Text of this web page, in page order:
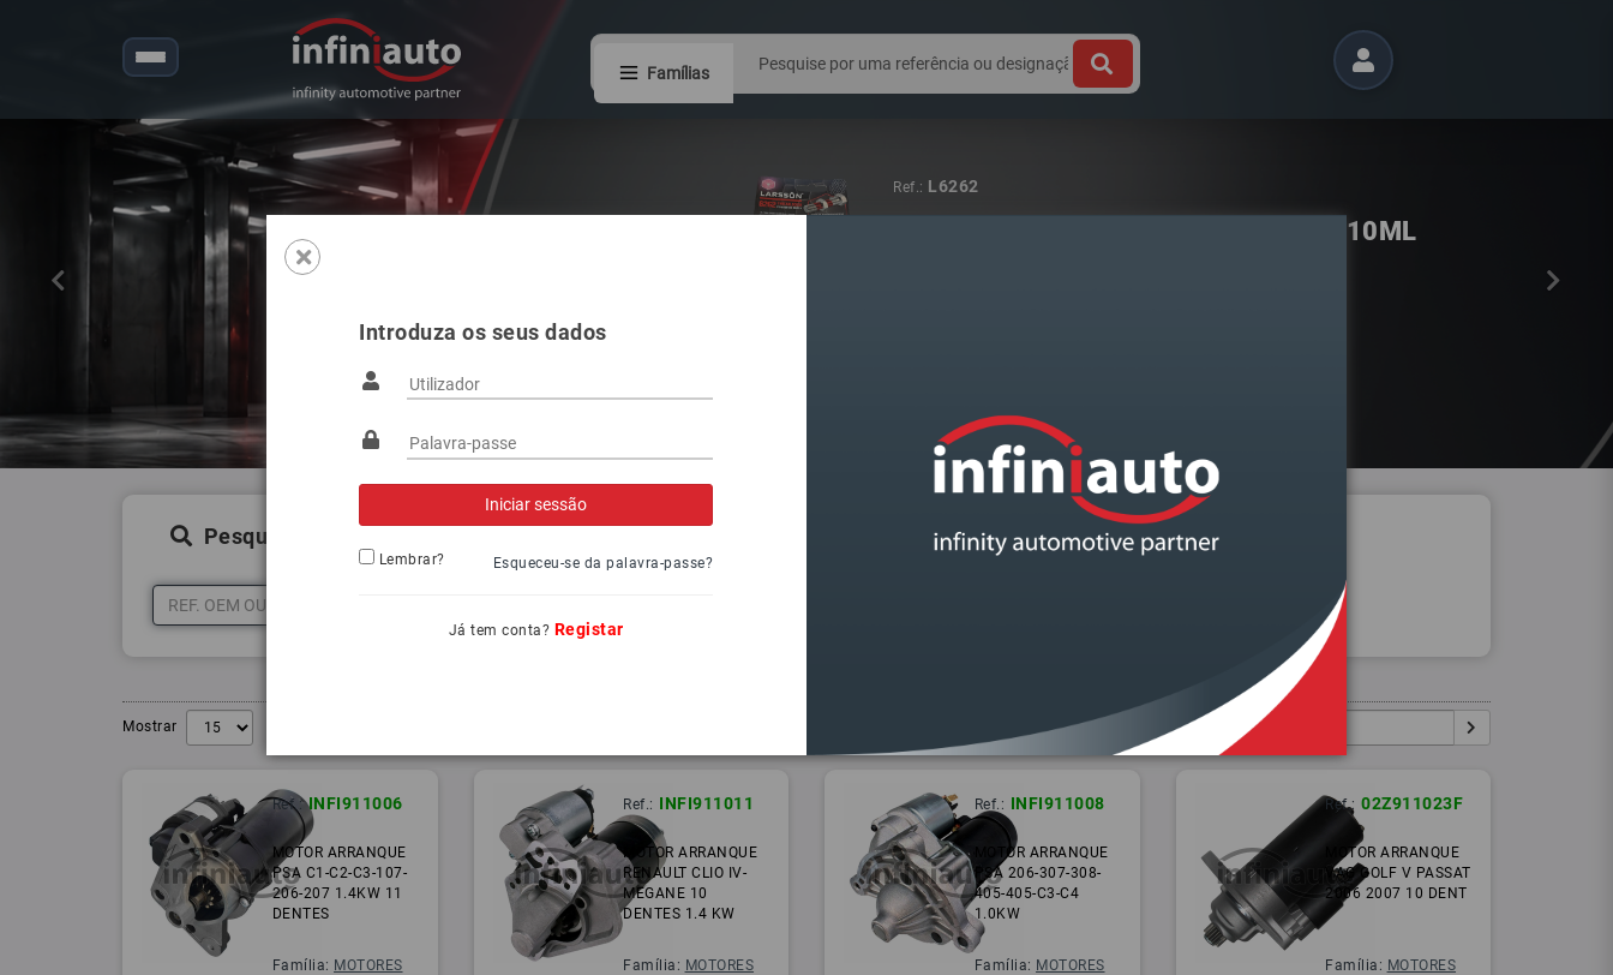
Introduza os seus dados
Lembrar? Esqueceu-se da palavra-passe?
Já tem conta? Registar
Famílias
Ref.: 6V1941015C
FAROL VAG FABIA III 2014-2022 ESQUERDO
Pesquisa de produtos
Mostrar Pesquisar:
Ref.: INFI911006
MOTOR ARRANQUE
PSA C1-C2-C3-107-
206-207 1.4KW 11
DENTES
Família: MOTORES
Ref.: INFI911011
MOTOR ARRANQUE
RENAULT CLIO IV-
MEGANE 10
DENTES 1.4 KW
Família: MOTORES
Ref.: INFI911008
MOTOR ARRANQUE
PSA 206-307-308-
405-405-C3-C4
1.0KW
Família: MOTORES
Ref.: 02Z911023F
MOTOR ARRANQUE
VAG GOLF V PASSAT
2006 2007 10 DENT
Família: MOTORES